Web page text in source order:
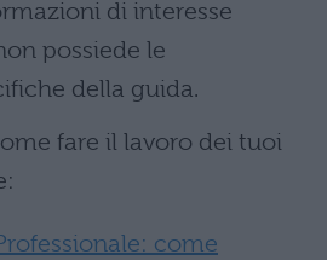
di interesse
possiede le
della guida.
fare il lavoro dei tuoi
come